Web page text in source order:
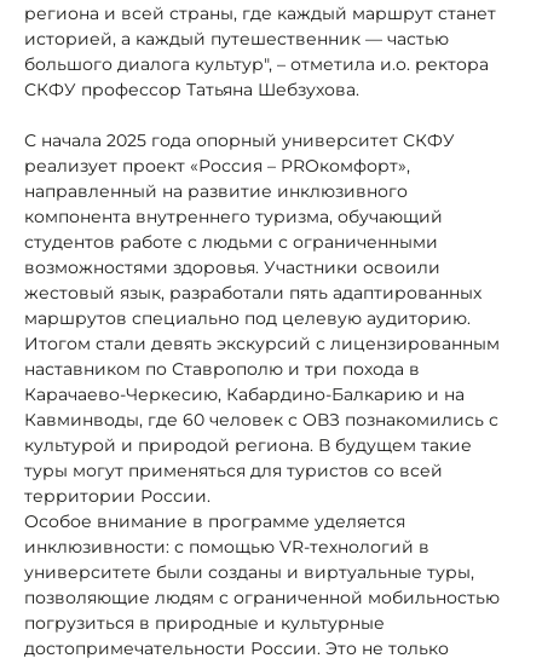
региона и всей страны, где каждый маршрут станет
историей, а каждый путешественник — частью
большого диалога культур", – отметила и.о. ректора
СКФУ профессор Татьяна Шебзухова.
С начала 2025 года опорный университет СКФУ
реализует проект «Россия – PROкомфорт»,
направленный на развитие инклюзивного
компонента внутреннего туризма, обучающий
студентов работе с людьми с ограниченными
возможностями здоровья. Участники освоили
жестовый язык, разработали пять адаптированных
маршрутов специально под целевую аудиторию.
Итогом стали девять экскурсий с лицензированным
наставником по Ставрополю и три похода в
Карачаево-Черкесию, Кабардино-Балкарию и на
Кавминводы, где 60 человек с ОВЗ познакомились с
культурой и природой региона. В будущем такие
туры могут применяться для туристов со всей
территории России.
Особое внимание в программе уделяется
инклюзивности: с помощью VR-технологий в
университете были созданы и виртуальные туры,
позволяющие людям с ограниченной мобильностью
погрузиться в природные и культурные
достопримечательности России. Это не только